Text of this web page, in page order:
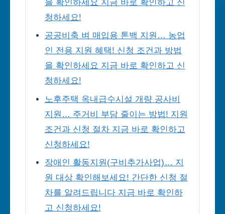
을 확인하세요 지금 바로 확인하고 신
청하세요!
공공비축 벼 매입용 톤백 지원… 농업
인 전용 지원 혜택! 신청 조건과 방법
을 확인하세요 지금 바로 확인하고 신
청하세요!
노후주택 옥내급수시설 개량 공사비
지원… 주거비 부담 줄이는 방법! 지원
조건과 신청 절차 지금 바로 확인하고
신청하세요!
장애인 활동지원(구비추가사업)… 지
원 대상 확인해보세요! 간단한 신청 절
차를 알려드립니다 지금 바로 확인하
고 신청하세요!